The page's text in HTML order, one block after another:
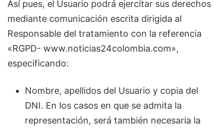
Así pues, el Usuario podrá ejercitar sus derechos
mediante comunicación escrita dirigida al
Responsable del tratamiento con la referencia
«RGPD- www.noticias24colombia.com»,
especificando:
Nombre, apellidos del Usuario y copia del
DNI. En los casos en que se admita la
representación, será también necesaria la